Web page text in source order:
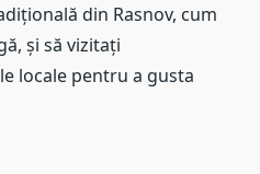
din Rasnov, cum
și să vizitați
locale pentru a gusta